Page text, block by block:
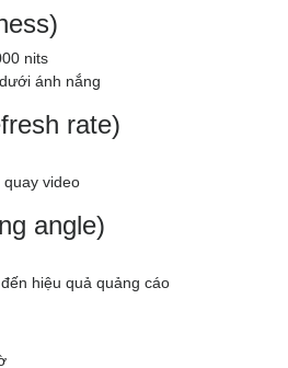
nits
ánh nắng
rate)
quay video
angle)
hiệu quả quảng cáo